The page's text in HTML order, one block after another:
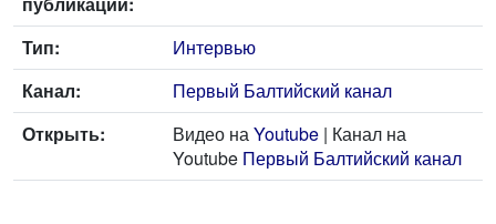
Тип:
Интервью
Канал:
Первый Балтийский канал
Открыть:
Видео наYoutube | Канал на
Youtube Первый Балтийский канал